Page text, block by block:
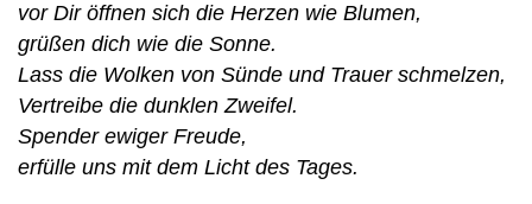
vor Dir öffnen sich die Herzen wie Blumen,
grüßen dich wie die Sonne.
Lass die Wolken von Sünde und Trauer schmelzen,
Vertreibe die dunklen Zweifel.
Spender ewiger Freude,
erfülle uns mit dem Licht des Tages.